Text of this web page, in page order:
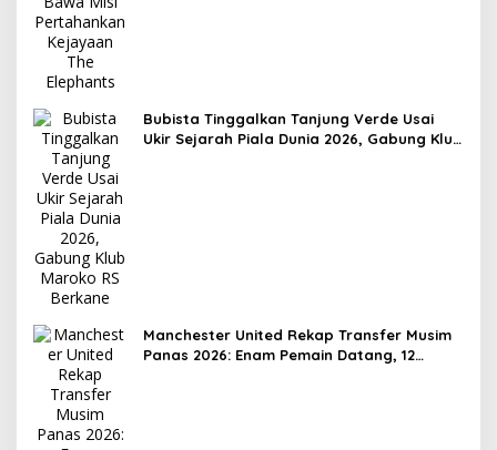
Bubista Tinggalkan Tanjung Verde Usai
Ukir Sejarah Piala Dunia 2026, Gabung Klub
Manchester United Rekap Transfer Musim
Panas 2026: Enam Pemain Datang, 12